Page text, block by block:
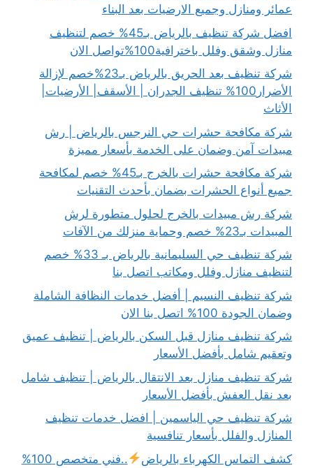
عمائر ومنازل وجميع الارضيات بعد البناء
افضل شركة تنظيف بالرياض بـ45% خصم لتنظيف
منازل وشقق وفلل باخترافية100%تواصل الان
شركة تنظيف بعد الحريق بالرياض بـ23%خصم لإزالة
الأضرار100% تنظيف الجدران | الأسقف| الأرضيات|
الأثاث
شركة مكافحة حشرات حي النرجس بالرياض | رش
مبيدات آمن وضمان على الخدمة بأسعار مميزة
شركة مكافحة حشرات بالخرج بـ45% خصم لمكافحة
جميع أنواع الحشرات بضمان بأحدث التقنيات
شركة رش مبيدات بالخرج لحلول متطورة لرش
المبيدات بـ23% خصم وحماية منزلك من الآفات
شركة تنظيف حي السليمانية بالرياض بـ 33% خصم
لتنظيف منازل وفلل ومكاتب اتصل بنا
شركة تنظيف النسيم | أفضل خدمات النظافة الشاملة
وضمان الجودة 100% اتصل بنا الان
شركة تنظيف منازل قبل السكن بالرياض | تنظيف عميق
وتعقيم شامل بأفضل الأسعار
شركة تنظيف منازل بعد الانتقال بالرياض | تنظيف شامل
بعد نقل العفش بأفضل الأسعار
شركة تنظيف حي الياسمين | افضل خدمات تنظيف
المنازل والفلل بأسعار تنافسية
كشف التماس الكهرباء بالرياض
..فني متخصص 100%